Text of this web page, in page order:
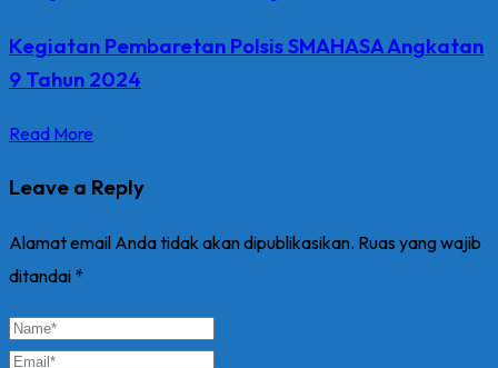
Kegiatan Pembaretan Polsis SMAHASA Angkatan
9 Tahun 2024
Read More
Leave a Reply
Alamat email Anda tidak akan dipublikasikan. Ruas yang wajib
ditandai *